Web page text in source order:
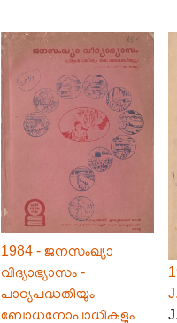
1984 - ജനസംഖ്യാ
വിദ്യാഭ്യാസം -
പാഠ്യപദ്ധതിയും
ബോധനോപാധികളും